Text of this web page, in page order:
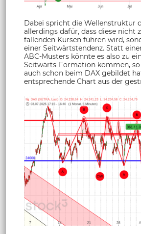
Dabei spricht die Wellenstruktur
allerdings dafür, dass diese nicht
fallenden Kursen führen wird,
einer Seitwärtstendenz. Statt
ABC-Musters könnte es also zu
Seitwärts-Formation kommen, so
auch schon beim DAX gebildet
entsprechende Chart aus der